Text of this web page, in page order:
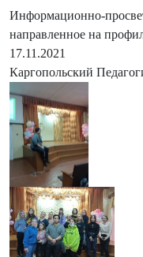
Информационно-
направленное на
17.11.2021
Каргопольский